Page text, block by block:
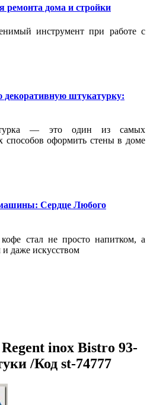
ремонта дома и стройки
инструмент при работе с
штукатурку:
— это один из самых
способов оформить стены в доме
Сердце Любого
стал не просто напитком, а
даже искусством
inox Bistro 93-
/Код st-74777